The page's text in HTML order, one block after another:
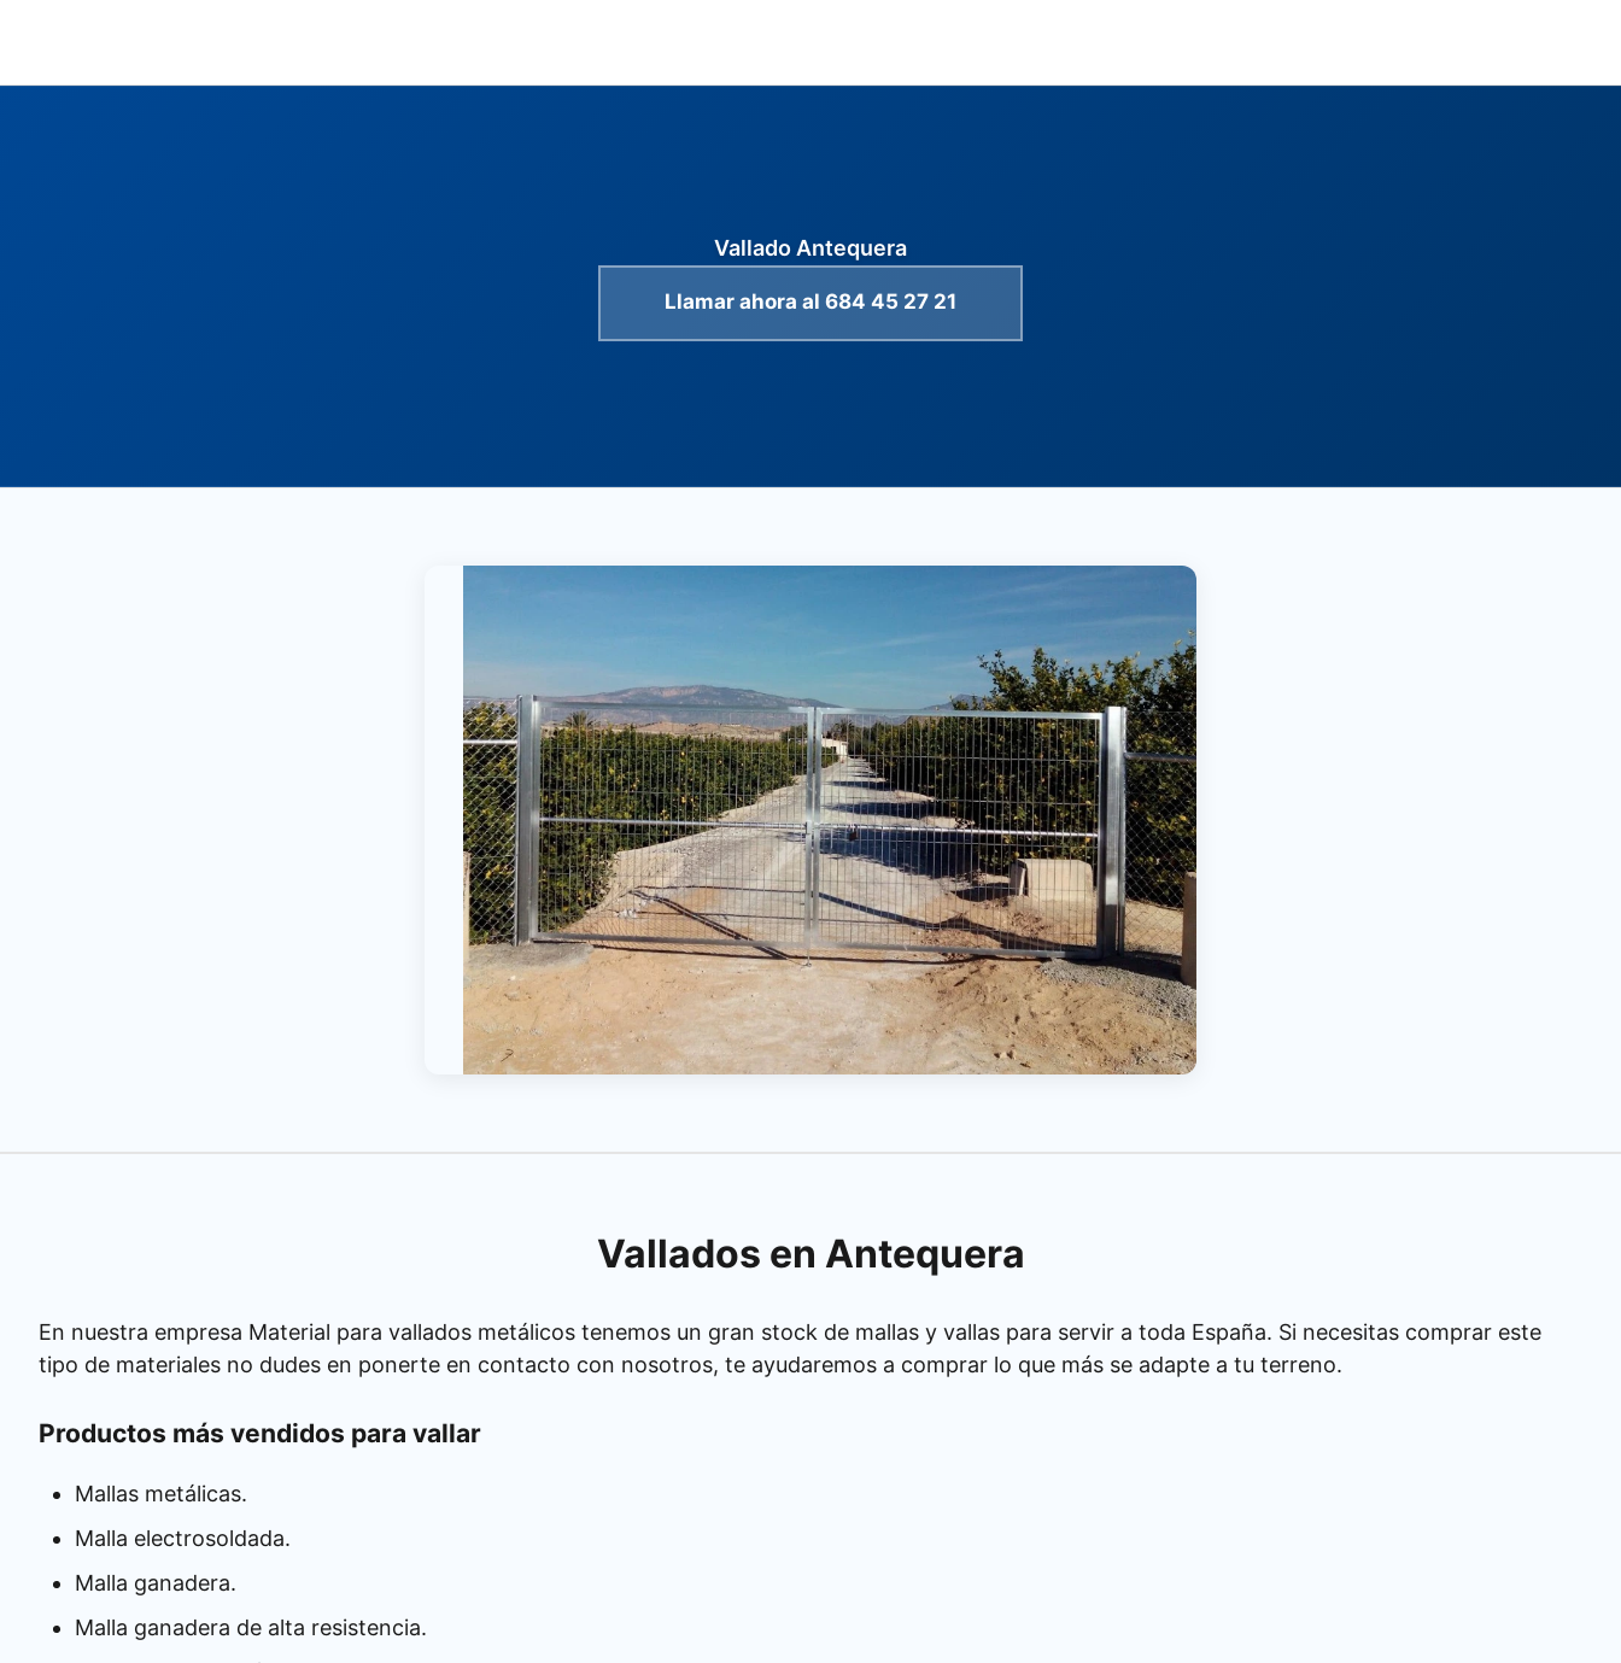
Vallado Antequera
Llamar ahora al 684 45 27 21
Vallados en Antequera
En nuestra empresa Material para vallados metálicos tenemos un gran stock de mallas y vallas para servir a toda España. Si necesitas comprar este
tipo de materiales no dudes en ponerte en contacto con nosotros, te ayudaremos a comprar lo que más se adapte a tu terreno.
Productos más vendidos para vallar
Mallas metálicas.
Malla electrosoldada.
Malla ganadera.
Malla ganadera de alta resistencia.